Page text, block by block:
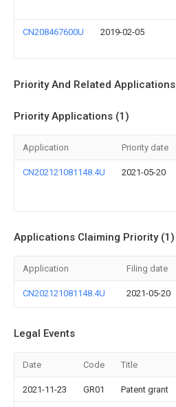
CN208467600U 2019-02-05
Priority And Related Applications
Priority Applications (1)
Application Priority date
CN202121081148.4U 2021-05-20
Applications Claiming Priority (1)
Application Filing date
CN202121081148.4U 2021-05-20
Legal Events
Date Code Title
2021-11-23 GR01 Patent grant